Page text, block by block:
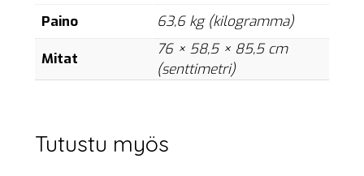
Paino
63,6 kg (kilogramma)
Mitat
76 × 58,5 × 85,5 cm
(senttimetri)
Tutustu myös